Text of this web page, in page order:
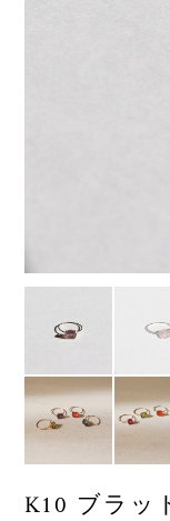
K10 ブラッ